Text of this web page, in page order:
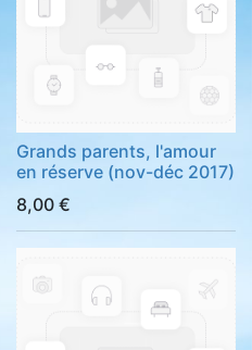
Grands parents, l'amour
en réserve (nov-déc 2017)
8,00 €